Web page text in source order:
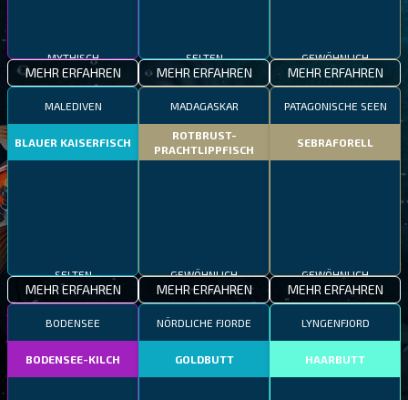
MEHR ERFAHREN MEHR ERFAHREN MEHR ERFAHREN
MALEDIVEN
BLAUER KAISERFISCH
MEHR ERFAHREN
MADAGASKAR
ROTBRUST-
PRACHTLIPPFISCH
GEWÖHNLICH
MEHR ERFAHREN
PATAGONISCHE SEEN
SEBRAFORELL
GEWÖHNLICH
MEHR ERFAHREN
BODENSEE
BODENSEE-KILCH
NÖRDLICHE FJORDE
GOLDBUTT
LYNGENFJORD
HAARBUTT